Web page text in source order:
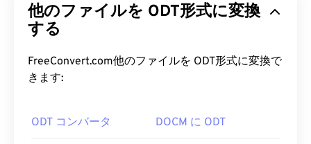
他のファイルを ODT形式に変換
する
FreeConvert.com他のファイルを ODT形式に変換で
きます:
ODT コンバータ DOCM に ODT